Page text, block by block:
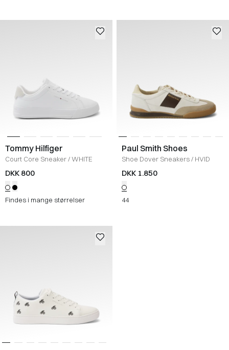
Tommy Hilfiger
Court Core Sneaker/WHITE
DKK 800
Findes i mange størrelser
Paul Smith Shoes
Shoe Dover Sneakers/ HVID
DKK 1.850
44